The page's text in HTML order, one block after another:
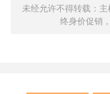
未经允许不得转载：
终身价促销